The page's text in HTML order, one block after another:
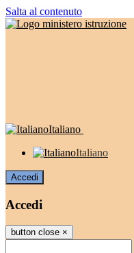
Salta al contenuto
Italiano
Italiano
Accedi
Accedi
button close ×